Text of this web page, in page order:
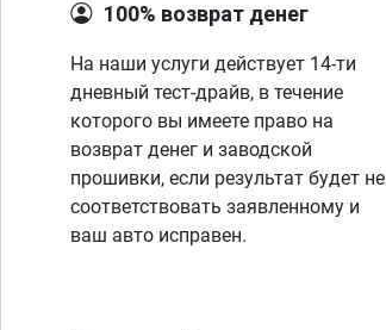
100% возврат денег
На наши услуги действует 14-ти
дневный тест-драйв, в течение
которого вы имеете право на
возврат денег и заводской
прошивки, если результат будет не
соответствовать заявленному и
ваш авто исправен.